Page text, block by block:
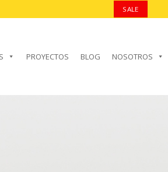
SALE
PROYECTOS BLOG NOSOTROS